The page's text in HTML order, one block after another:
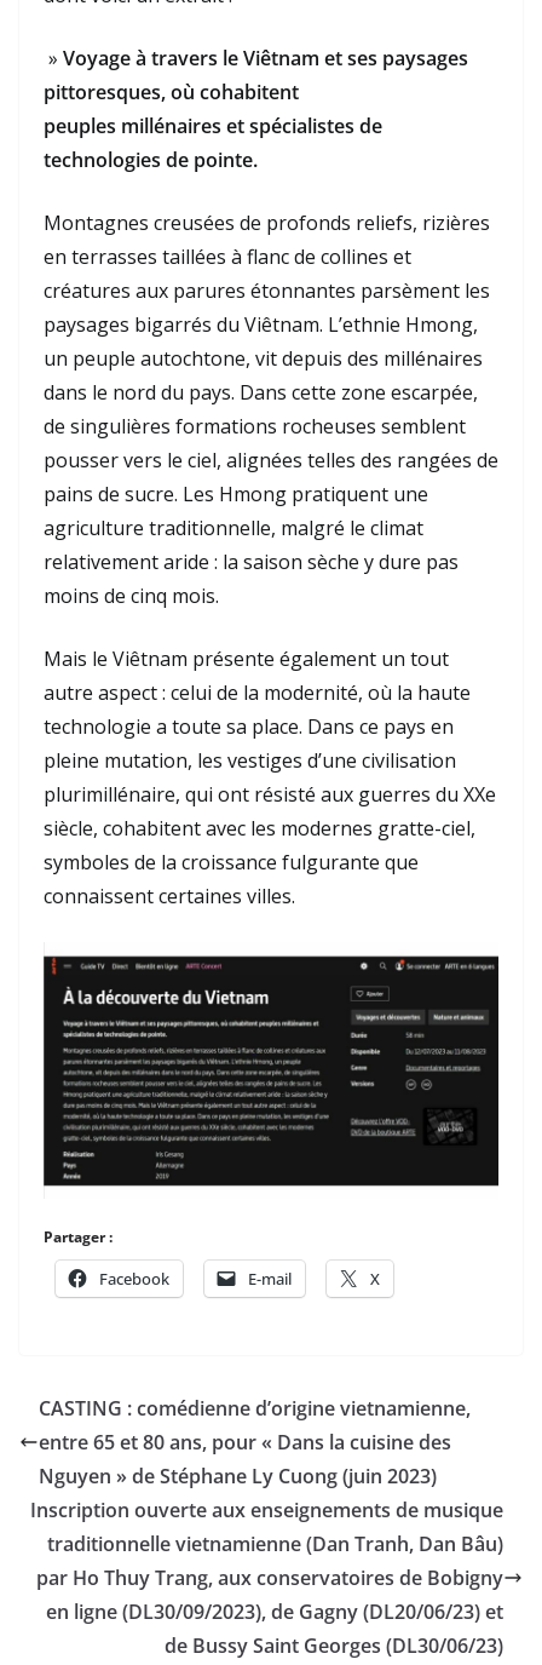
» Voyage à travers le Viêtnam et ses paysages
pittoresques, où cohabitent
peuples millénaires et spécialistes de
technologies de pointe.
Montagnes creusées de profonds reliefs, rizières
en terrasses taillées à flanc de collines et
créatures aux parures étonnantes parsèment les
paysages bigarrés du Viêtnam. L’ethnie Hmong,
un peuple autochtone, vit depuis des millénaires
dans le nord du pays. Dans cette zone escarpée,
de singulières formations rocheuses semblent
pousser vers le ciel, alignées telles des rangées de
pains de sucre. Les Hmong pratiquent une
agriculture traditionnelle, malgré le climat
relativement aride : la saison sèche y dure pas
moins de cinq mois.
Mais le Viêtnam présente également un tout
autre aspect : celui de la modernité, où la haute
technologie a toute sa place. Dans ce pays en
pleine mutation, les vestiges d’une civilisation
plurimillénaire, qui ont résisté aux guerres du XXe
siècle, cohabitent avec les modernes gratte-ciel,
symboles de la croissance fulgurante que
connaissent certaines villes.
Partager :
Facebook E-mail X
CASTING : comédienne d’origine vietnamienne,
entre 65 et 80 ans, pour « Dans la cuisine des
Nguyen » de Stéphane Ly Cuong (juin 2023)
Inscription ouverte aux enseignements de musique
traditionnelle vietnamienne (Dan Tranh, Dan Bâu)
par Ho Thuy Trang, aux conservatoires de Bobigny
en ligne (DL30/09/2023), de Gagny (DL20/06/23) et
de Bussy Saint Georges (DL30/06/23)